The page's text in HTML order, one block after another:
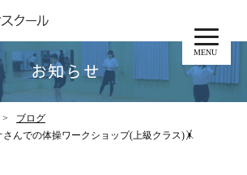
MENU
お知らせ
ブログ
さんでの体操ワークショップ(上級クラス)🤸